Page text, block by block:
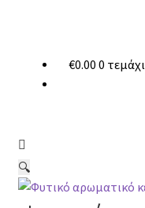
στην
πλοήγηση
περιεχόμενο
Vila Hermanos
€0.00 0
🔍